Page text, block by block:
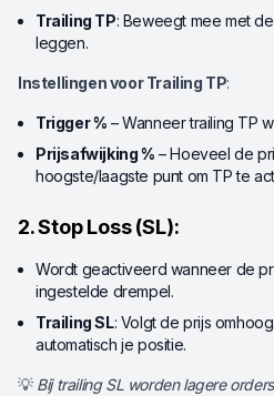
Trailing TP: Beweegt mee met
leggen.
Instellingen voor Trailing TP:
Trigger % – Wanneer trailing TP
Prijsafwijking % – Hoeveel de
hoogste/laagste punt om TP te
2. Stop Loss (SL):
Wordt geactiveerd wanneer de
ingestelde drempel.
Trailing SL: Volgt de prijs
automatisch je positie.
💡 Bij trailing SL worden lagere